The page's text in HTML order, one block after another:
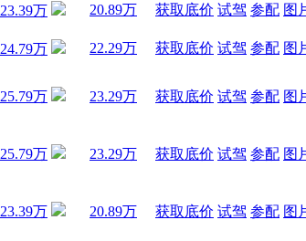
23.39万 20.89万 获取底价 试驾 参配 图
24.79万 22.29万 获取底价 试驾 参配 图
25.79万 23.29万 获取底价 试驾 参配 图
25.79万 23.29万 获取底价 试驾 参配 图
23.39万 20.89万 获取底价 试驾 参配 图